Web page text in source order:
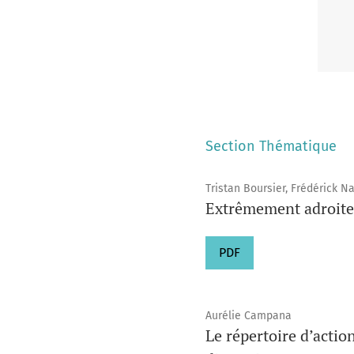
Section Thématique
Tristan Boursier, Frédérick
Extrêmement
PDF
Aurélie Campana
Le répertoire